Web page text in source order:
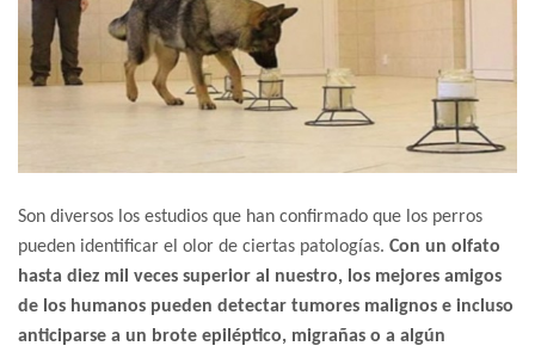
Son diversos los estudios que han confirmado que los perros
pueden identificar el olor de ciertas patologías. Con un olfato
hasta diez mil veces superior al nuestro, los mejores amigos
de los humanos pueden detectar tumores malignos e incluso
anticiparse a un brote epiléptico, migrañas o a algún